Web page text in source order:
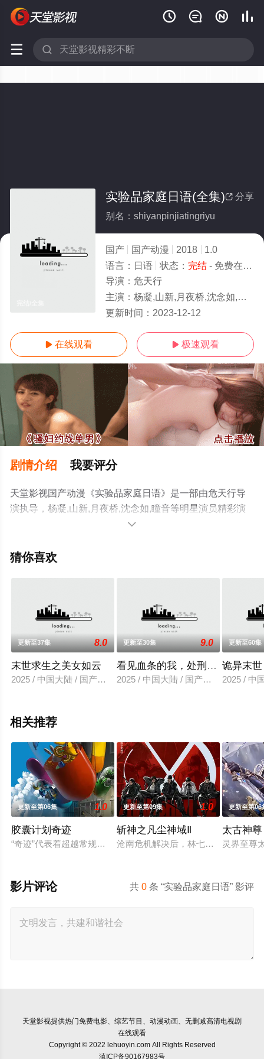
   
 
 分享
实验品家庭日语(全集)
别名：shiyanpinjiatingriyu
国产 国产动漫 2018
1.0
语言： 日语 状态： 完结- 免费在线观看
导演： 危天行
主演： 杨凝,山新,月夜桥,沈念如,瞳音
更新时间： 2023-12-12
 在线观看  极速观看
剧情介绍 我要评分
天堂影视国产动漫《实验品家庭日语》是一部由危天行导
演执导，杨凝,山新,月夜桥,沈念如,瞳音等明星演员精彩演
绎的国产动漫，大结局剧情已揭晓（完结），手机免费观
信息可移步至豆瓣动漫、电视猫或剧情网等平台了解。

猜你喜欢
更新至37集 8.0
末世求生之美女如云
2025 / 中国大陆 / 国产动漫
更新至30集 9.0
看见血条的我，处刑神明！
2025 / 中国大陆 / 国产动漫
更新至60集
诡异末
2025 / 中
相关推荐
更新至第06集 1.0
胶囊计划奇迹
“奇迹”代表着超越常规、突破限制，达到某种非凡成就，往往
更新至第09集 1.0
斩神之凡尘神域Ⅱ
沧南危机解决后，林七夜完成津南
更新至第06
太古神尊
灵界至尊
共0 条 “实验品家庭日语” 影评
影片评论
天堂影视提供热门免费电影、综艺节目、动漫动画、无删减高清电视剧
在线观看
Copyright © 2022 lehuoyin.com All Rights Reserved
滇ICP备90167983号